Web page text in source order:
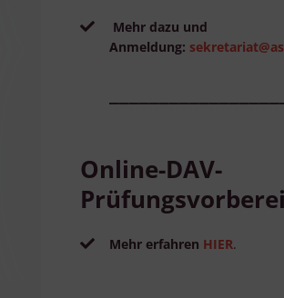
Mehr dazu und
Anmeldung:
Online-DAV-
Mehr erfahren HIER.